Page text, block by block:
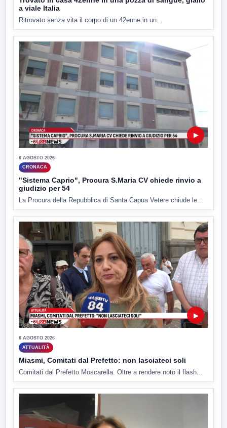
a viale Italia
Ritrovato senza vita il corpo di un 42enne in un...
▶
6 AGOSTO 2026
CRONACA
"Sistema Caprio", Procura S.Maria CV chiede rinvio a
giudizio per 54
La Procura della Repubblica di Santa Capua Vetere chiude le...
▶
6 AGOSTO 2026
ATTUALITÀ
Miasmi, Comitati dal Prefetto: non lasciateci soli
Comitati dal Prefetto Moscarella. Oltre a rendere noto il flash...